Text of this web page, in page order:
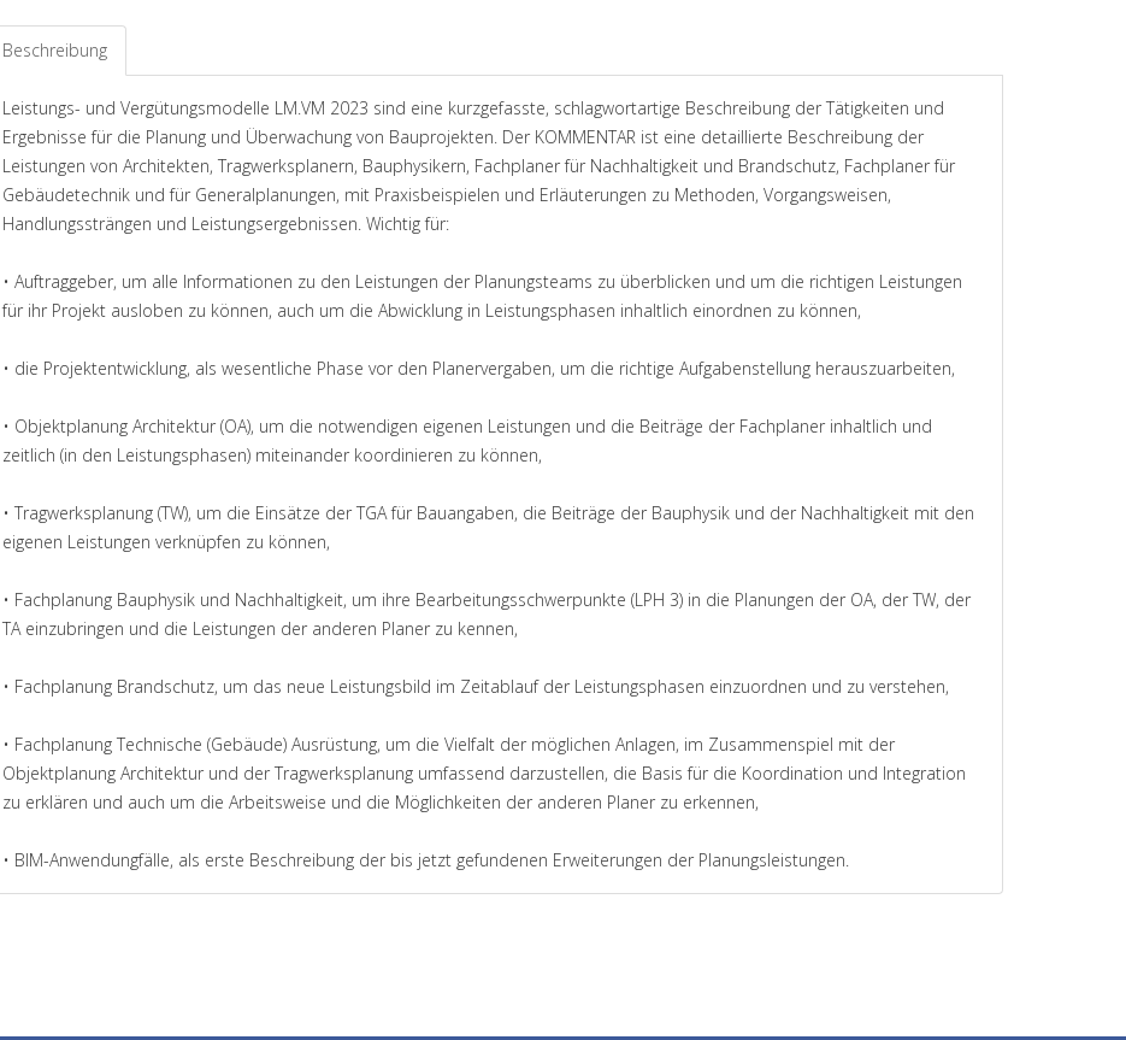
Beschreibung
Leistungs- und Vergütungsmodelle LM.VM 2023 sind eine kurzgefasste, schlagwortartige Beschreibung der Tätigkeiten und
Ergebnisse für die Planung und Überwachung von Bauprojekten. Der KOMMENTAR ist eine detaillierte Beschreibung der
Leistungen von Architekten, Tragwerksplanern, Bauphysikern, Fachplaner für Nachhaltigkeit und Brandschutz, Fachplaner für
Gebäudetechnik und für Generalplanungen, mit Praxisbeispielen und Erläuterungen zu Methoden, Vorgangsweisen,
Handlungssträngen und Leistungsergebnissen. Wichtig für:
• Auftraggeber, um alle Informationen zu den Leistungen der Planungsteams zu überblicken und um die richtigen Leistungen
für ihr Projekt ausloben zu können, auch um die Abwicklung in Leistungsphasen inhaltlich einordnen zu können,
• die Projektentwicklung, als wesentliche Phase vor den Planervergaben, um die richtige Aufgabenstellung herauszuarbeiten,
• Objektplanung Architektur (OA), um die notwendigen eigenen Leistungen und die Beiträge der Fachplaner inhaltlich und
zeitlich (in den Leistungsphasen) miteinander koordinieren zu können,
• Tragwerksplanung (TW), um die Einsätze der TGA für Bauangaben, die Beiträge der Bauphysik und der Nachhaltigkeit mit den
eigenen Leistungen verknüpfen zu können,
• Fachplanung Bauphysik und Nachhaltigkeit, um ihre Bearbeitungsschwerpunkte (LPH 3) in die Planungen der OA, der TW, der
TA einzubringen und die Leistungen der anderen Planer zu kennen,
• Fachplanung Brandschutz, um das neue Leistungsbild im Zeitablauf der Leistungsphasen einzuordnen und zu verstehen,
• Fachplanung Technische (Gebäude) Ausrüstung, um die Vielfalt der möglichen Anlagen, im Zusammenspiel mit der
Objektplanung Architektur und der Tragwerksplanung umfassend darzustellen, die Basis für die Koordination und Integration
zu erklären und auch um die Arbeitsweise und die Möglichkeiten der anderen Planer zu erkennen,
• BIM-Anwendungfälle, als erste Beschreibung der bis jetzt gefundenen Erweiterungen der Planungsleistungen.